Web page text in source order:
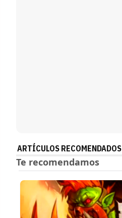
ARTÍCULOS RECOMENDADOS